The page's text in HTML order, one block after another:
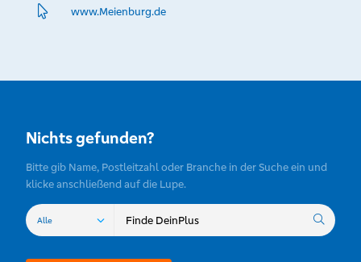
www.­Meienburg.­de
Nichts gefunden?
Bitte gib Name, Postleitzahl oder Branche in der Suche ein und
klicke anschließend auf die Lupe.